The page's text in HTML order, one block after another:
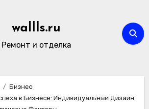
wallls.ru
Ремонт и отделка
Бизнес
в Бизнесе: Индивидуальный Дизайн